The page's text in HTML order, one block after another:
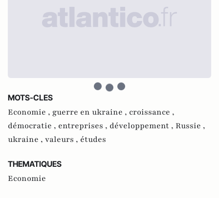
MOTS-CLES
Economie , guerre en ukraine , croissance ,
démocratie , entreprises , développement , Russie ,
ukraine , valeurs , études
THEMATIQUES
Economie